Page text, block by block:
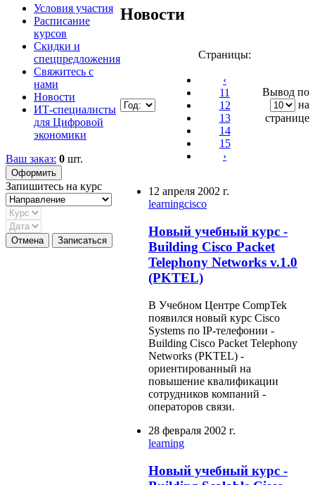
Условия участия
Расписание
курсов
Скидки и
спецпредложения
Свяжитесь с
нами
Новости
ИТ-специалисты
для Цифровой
экономики
Ваш заказ: 0 шт.
Запишитесь на курс
Новости
Страницы:
‹
11
12
13
14
15
›
Вывод по
на
странице
12 апреля 2002 г.
learningcisco
Новый учебный курс -
Building Cisco Packet
Telephony Networks v.1.0
(PKTEL)
В Учебном Центре CompTek
появился новый курс Cisco
Systems по IP-телефонии -
Building Cisco Packet Telephony
Networks (PKTEL) -
ориентированный на
повышение квалификации
сотрудников компаний -
операторов связи.
28 февраля 2002 г.
learning
Новый учебный курс -